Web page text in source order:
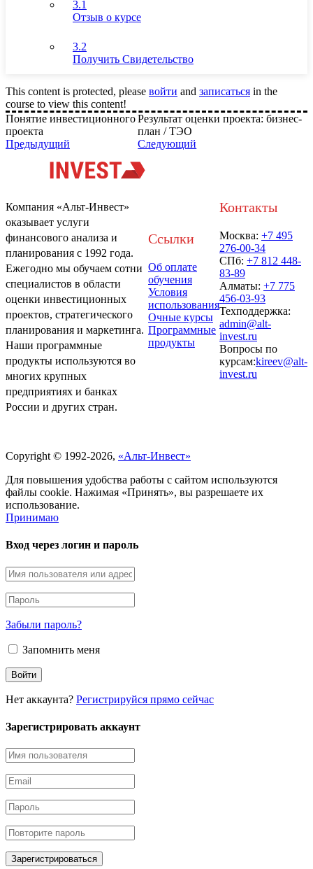
3.1
Отзыв о курсе
3.2
Получить Свидетельство
This content is protected, please войти and записаться in the
course to view this content!
Понятие инвестиционного
проекта
Предыдущий
Результат оценки проекта: бизнес-
план / ТЭО
Следующий
Компания «Альт-Инвест»
оказывает услуги
финансового анализа и
планирования с 1992 года.
Ежегодно мы обучаем сотни
специалистов в области
оценки инвестиционных
проектов, стратегического
планирования и маркетинга.
Наши программные
продукты используются во
многих крупных
предприятиях и банках
России и других стран.
Ссылки
Об оплате
обучения
Условия
использования
Очные курсы
Программные
продукты
Контакты
Москва: +7 495
276-00-34
СПб: +7 812 448-
83-89
Алматы: +7 775
456-03-93
Техподдержка:
admin@alt-
invest.ru
Вопросы по
курсам:kireev@alt-
invest.ru
Copyright © 1992-2026, «Альт-Инвест»
Для повышения удобства работы с сайтом используются
файлы cookie. Нажимая «Принять», вы разрешаете их
использование.
Принимаю
Вход через логин и пароль
Забыли пароль?
Запомнить меня
Нет аккаунта? Регистрируйся прямо сейчас
Зарегистрировать аккаунт